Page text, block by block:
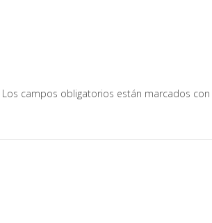
Los campos obligatorios están marcados con